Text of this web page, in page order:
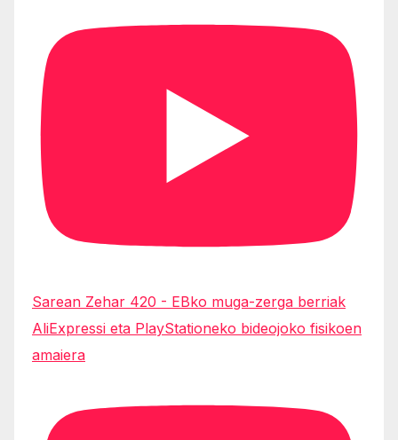
Sarean Zehar 420 - EBko muga-zerga berriak
AliExpressi eta PlayStationeko bideojoko fisikoen
amaiera